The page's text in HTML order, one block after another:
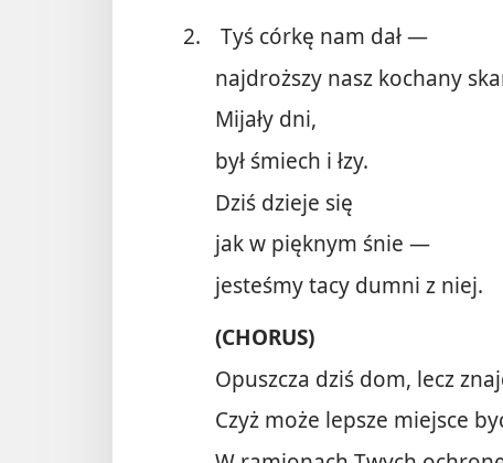
2.
Tyś córkę nam dał —
najdroższy nasz kochany
Mijały dni,
był śmiech i łzy.
Dziś dzieje się
jak w pięknym śnie —
jesteśmy tacy dumni z niej.
(CHORUS)
Opuszcza dziś dom, lecz
Czyż może lepsze miejsce